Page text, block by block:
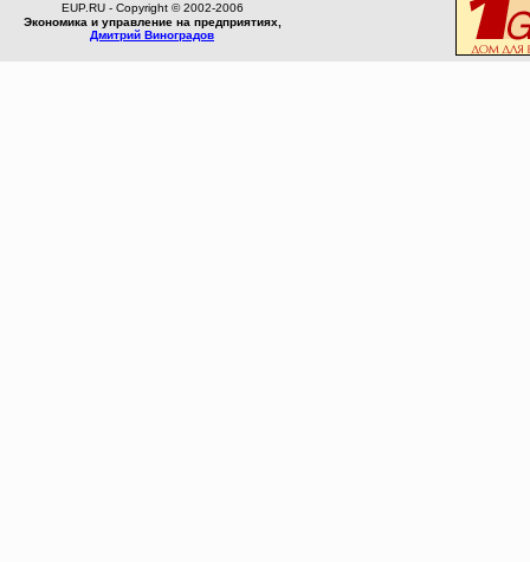
EUP.RU - Copyright © 2002-2006
Экономика и управление на предприятиях,
Дмитрий Виноградов